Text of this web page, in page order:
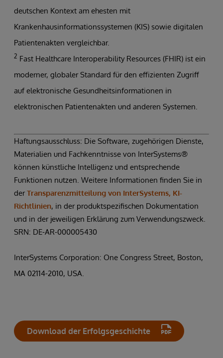
deutschen Kontext am ehesten mit
Krankenhausinformationssystemen (KIS) sowie digitalen
Patientenakten vergleichbar.
2 Fast Healthcare Interoperability Resources (FHIR) ist ein
moderner, globaler Standard für den effizienten Zugriff
auf elektronische Gesundheitsinformationen in
elektronischen Patientenakten und anderen Systemen.
Haftungsausschluss: Die Software, zugehörigen Dienste,
Materialien und Fachkenntnisse von InterSystems®
können künstliche Intelligenz und entsprechende
Funktionen nutzen. Weitere Informationen finden Sie in
derTransparenzmitteilung von InterSystems, KI-
Richtlinien, in der produktspezifischen Dokumentation
und in der jeweiligen Erklärung zum Verwendungszweck.
SRN: DE-AR-000005430
InterSystems Corporation: One Congress Street, Boston,
MA 02114-2010, USA.
Download der Erfolgsgeschichte